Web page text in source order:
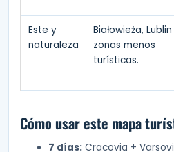
Este y
naturaleza
Białowieża,
zonas menos
turísticas.
Cómo usar este mapa
7 días: Cracovia +